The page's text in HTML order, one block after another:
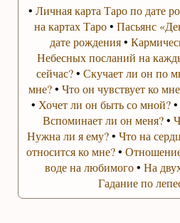
• Личная карта Таро по дате
на картах Таро• Пасьянс
дате рождения•
Небесных посланий на
сейчас?•Скучает ли он по
мне?• Что он чувствует ко
• Хочет ли он быть со мной?
Вспоминает ли он меня?•
Нужна ли я ему?• Что на
относится ко мне?•
воде на любимого•На
Гадание по